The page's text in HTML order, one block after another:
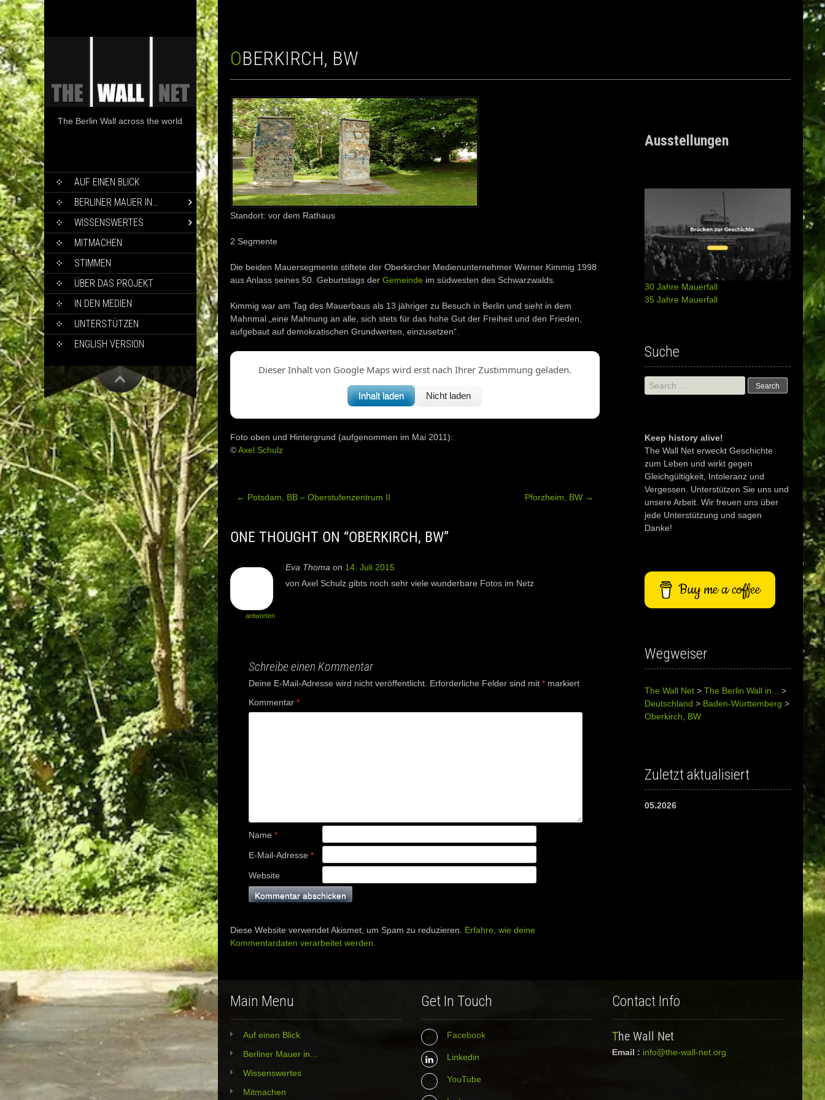
The Berlin Wall across the world
SKIP
TO
CONTENT
AUF EINEN BLICK
BERLINER MAUER IN…
WISSENSWERTES
MITMACHEN
STIMMEN
ÜBER DAS PROJEKT
IN DEN MEDIEN
UNTERSTÜTZEN
ENGLISH VERSION
OBERKIRCH, BW
Standort: vor dem Rathaus
2 Segmente
Die beiden Mauersegmente stiftete der Oberkircher Medienunternehmer Werner Kimmig 1998
aus Anlass seines 50. Geburtstags der Gemeinde im südwesten des Schwarzwalds.
Kimmig war am Tag des Mauerbaus als 13 jähriger zu Besuch in Berlin und sieht in dem
Mahnmal „eine Mahnung an alle, sich stets für das hohe Gut der Freiheit und den Frieden,
aufgebaut auf demokratischen Grundwerten, einzusetzen“.
Dieser Inhalt von Google Maps wird erst nach Ihrer Zustimmung geladen.
Inhalt laden Nicht laden
Foto oben und Hintergrund (aufgenommen im Mai 2011):
©Axel Schulz
Post
navigation
← Potsdam, BB – Oberstufenzentrum II Pforzheim, BW →
ONE THOUGHT ON “OBERKIRCH, BW”
Eva Thoma on 14. Juli 2015
von Axel Schulz gibts noch sehr viele wunderbare Fotos im Netz
antworten
Schreibe einen Kommentar
Deine E-Mail-Adresse wird nicht veröffentlicht. Erforderliche Felder sind mit *markiert
Kommentar *
Name *
E-Mail-Adresse *
Website
Diese Website verwendet Akismet, um Spam zu reduzieren. Erfahre, wie deine
Kommentardaten verarbeitet werden.
Ausstellungen
30 Jahre Mauerfall
35 Jahre Mauerfall
Suche
Search
for:
Keep history alive!
The Wall Net erweckt Geschichte
zum Leben und wirkt gegen
Gleichgültigkeit, Intoleranz und
Vergessen. Unterstützen Sie uns und
unsere Arbeit. Wir freuen uns über
jede Unterstützung und sagen
Danke!
Buy me a coffee
Wegweiser
The Wall Net >The Berlin Wall in... >
Deutschland > Baden-Württemberg >
Oberkirch, BW
Zuletzt aktualisiert
05.2026
Main Menu
Auf einen Blick
Berliner Mauer in…
Wissenswertes
Mitmachen
Get In Touch
Facebook
Linkedin
YouTube
Contact Info
The Wall Net
Email : info@the-wall-net.org